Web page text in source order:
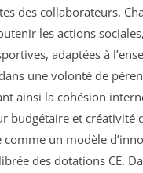
des collaborateurs.
les actions
adaptées à
une volonté de
ainsi la cohésion
budgétaire et créativité
comme un modèle
des dotations CE.